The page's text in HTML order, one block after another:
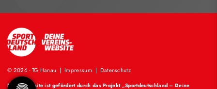
© 2026 - TG Hanau | Impressum| Datenschutz
Diese Website ist gefördert durch das Projekt „Sportdeutschland – Deine